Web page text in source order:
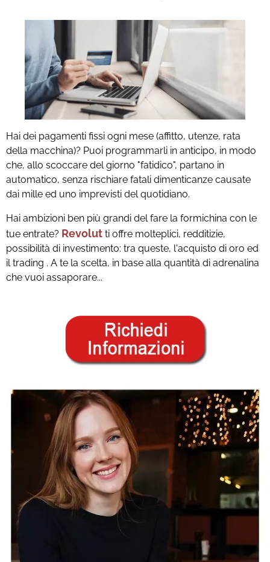
Hai dei pagamenti fissi ogni mese (affitto, utenze, rata
della macchina)? Puoi programmarli in anticipo, in modo
che, allo scoccare del giorno "fatidico", partano in
automatico, senza rischiare fatali dimenticanze causate
dai mille ed uno imprevisti del quotidiano.
Hai ambizioni ben più grandi del fare la formichina con le
tue entrate? Revolut ti offre molteplici, redditizie,
possibilità di investimento: tra queste, l'acquisto di oro ed
il trading . A te la scelta, in base alla quantità di adrenalina
che vuoi assaporare...